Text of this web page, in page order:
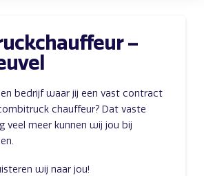
–
bedrijf waar jij een vast contract
chauffeur? Dat vaste
veel meer kunnen wij jou bij
wij naar jou!